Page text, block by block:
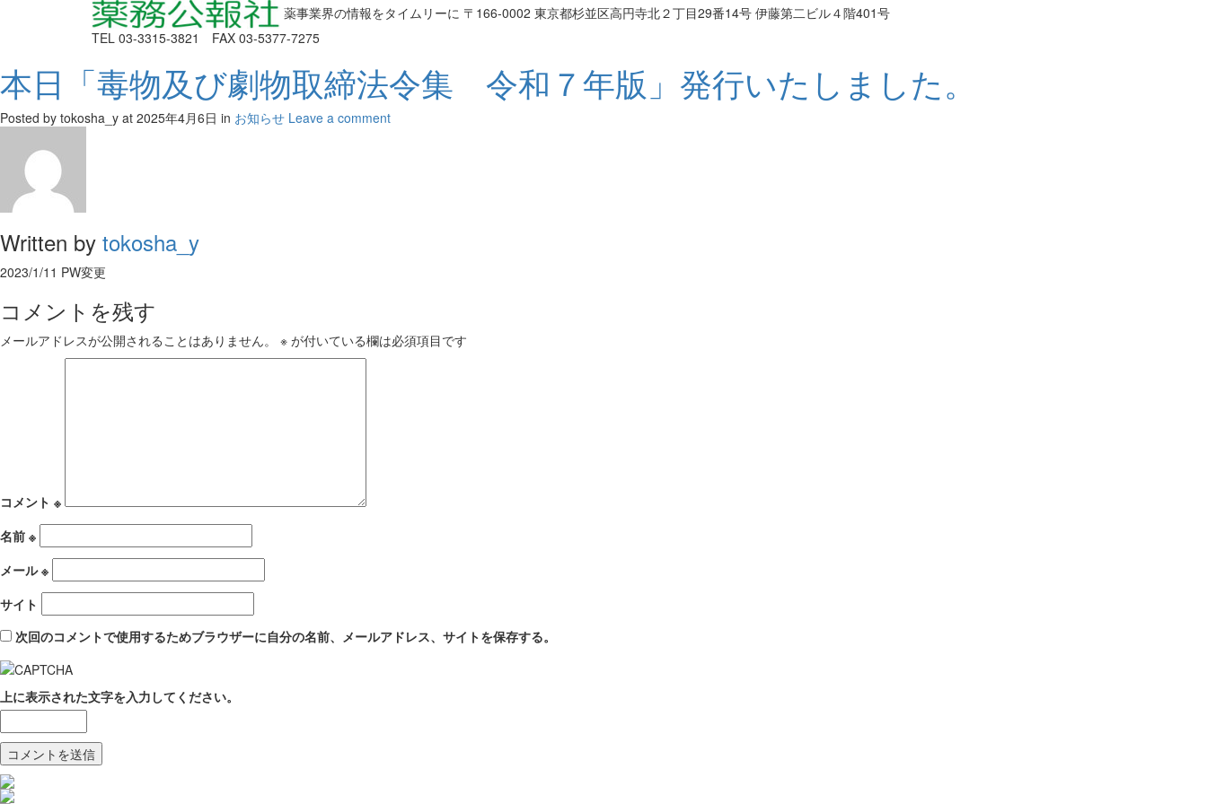
薬事業界の情報をタイムリーに 〒166-0002 東京都杉並区高円寺北２丁目29番14号 伊藤第二ビル４階401号
TEL 03-3315-3821 FAX 03-5377-7275
本日「毒物及び劇物取締法令集 令和７年版」発行いたしました。
Posted by tokosha_y at 2025年4月6日 in お知らせ Leave a comment
Written by tokosha_y
2023/1/11 PW変更
コメントを残す
メールアドレスが公開されることはありません。 ※ が付いている欄は必須項目です
コメント ※
名前 ※
メール※
サイト
次回のコメントで使用するためブラウザーに自分の名前、メールアドレス、サイトを保存する。
上に表示された文字を入力してください。